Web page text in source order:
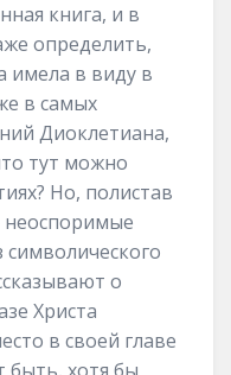
книга, и в
определить,
имела в виду в
в самых
Диоклетиана,
тут можно
Но, полистав
о
Христа
в своей главе